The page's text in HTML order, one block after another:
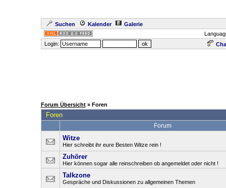
Suchen Kalender
Galerie
Login:
Forum Übersicht » Foren
Foren
Forum
Witze
Hier schreibt ihr eure Besten Witze rein !
Zuhörer
Hier können sogar alle reinschreiben ob angemeldet oder nicht !
Talkzone
Gespräche und Diskussionen zu allgemeinen Themen